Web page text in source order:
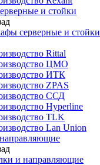
и стойки
серверные и стойки
Rittal
ЦМО
ИТК
ZPAS
ССД
Hyperline
TLK
Lan Union
и направляющие